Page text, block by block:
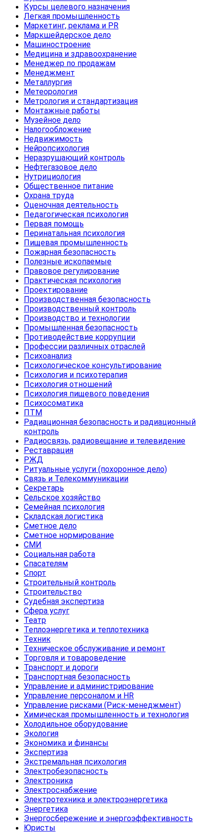
Курсы целевого назначения
Легкая промышленность
Маркетинг, реклама и PR
Маркшейдерское дело
Машиностроение
Медицина и здравоохранение
Менеджер по продажам
Менеджмент
Металлургия
Метеорология
Метрология и стандартизация
Монтажные работы
Музейное дело
Налогообложение
Недвижимость
Нейропсихология
Неразрушающий контроль
Нефтегазовое дело
Нутрициология
Общественное питание
Охрана труда
Оценочная деятельность
Педагогическая психология
Первая помощь
Перинатальная психология
Пищевая промышленность
Пожарная безопасность
Полезные ископаемые
Правовое регулирование
Практическая психология
Проектирование
Производственная безопасность
Производственный контроль
Производство и технологии
Промышленная безопасность
Противодействие коррупции
Профессии различных отраслей
Психоанализ
Психологическое консультирование
Психология и психотерапия
Психология отношений
Психология пищевого поведения
Психосоматика
ПТМ
Радиационная безопасность и радиационный
контроль
Радиосвязь, радиовещание и телевидение
Реставрация
РЖД
Ритуальные услуги (похоронное дело)
Связь и Телекоммуникации
Секретарь
Сельское хозяйство
Семейная психология
Складская логистика
Сметное дело
Сметное нормирование
СМИ
Социальная работа
Спасателям
Спорт
Строительный контроль
Строительство
Судебная экспертиза
Сфера услуг
Театр
Теплоэнергетика и теплотехника
Техник
Техническое обслуживание и ремонт
Торговля и товароведение
Транспорт и дороги
Транспортная безопасность
Управление и администрирование
Управление персоналом и HR
Управление рисками (Риск-менеджмент)
Химическая промышленность и технология
Холодильное оборудование
Экология
Экономика и финансы
Экспертиза
Экстремальная психология
Электробезопасность
Электроника
Электроснабжение
Электротехника и электроэнергетика
Энергетика
Энергосбережение и энергоэффективность
Юристы